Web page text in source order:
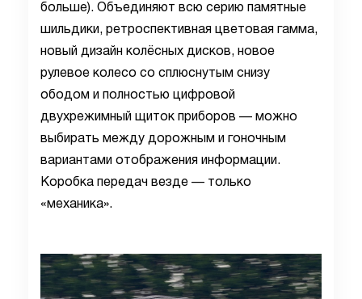
больше). Объединяют всю серию памятные
шильдики, ретроспективная цветовая гамма,
новый дизайн колёсных дисков, новое
рулевое колесо со сплюснутым снизу
ободом и полностью цифровой
двухрежимный щиток приборов — можно
выбирать между дорожным и гоночным
вариантами отображения информации.
Коробка передач везде — только
«механика».